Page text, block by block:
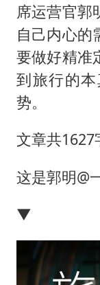
席运营官郭
自己内心的
要做好精准
到旅行的
势。
文章共1627
这是郭明@
▼